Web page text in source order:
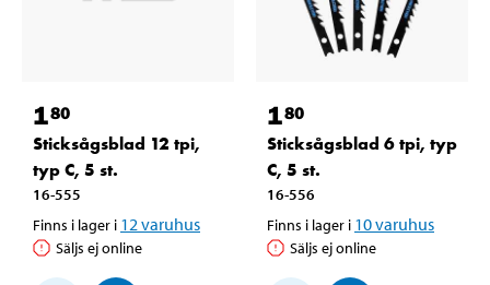
180
Sticksågsblad 12 tpi,
typ C, 5 st.
16-555
Finns i lager i 12 varuhus
Säljs ej online
180
Sticksågsblad 6 tpi, typ
C, 5 st.
16-556
Finns i lager i 10varuhus
Säljs ej online